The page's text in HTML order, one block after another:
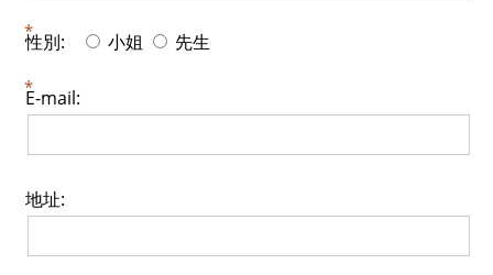
性別: 小姐 先生
E-mail:
地址: